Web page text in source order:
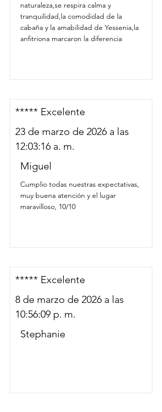
naturaleza,se respira calma y
tranquilidad,la comodidad de la
cabaña y la amabilidad de Yessenia,la
anfitriona marcaron la diferencia
***** Excelente
23 de marzo de 2026 a las
12:03:16 a. m.
Miguel
Cumplio todas nuestras expectativas,
muy buena atención y el lugar
maravilloso, 10/10
***** Excelente
8 de marzo de 2026 a las
10:56:09 p. m.
Stephanie